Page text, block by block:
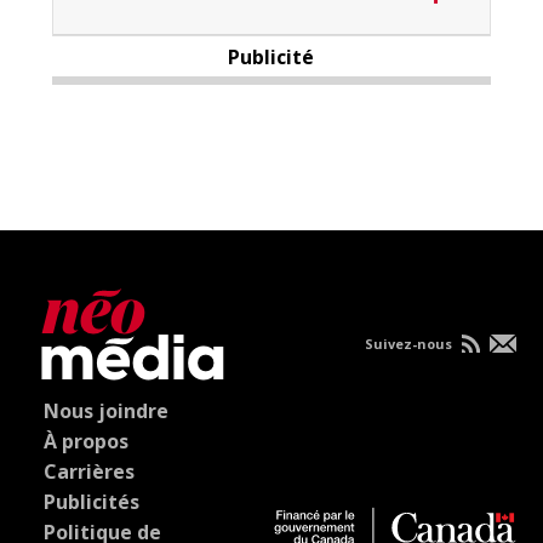
Publicité
Nous joindre
À propos
Carrières
Publicités
Politique de
Suivez-nous